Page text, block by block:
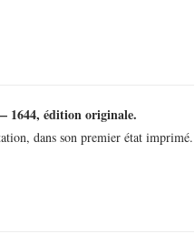
1644, édition originale.
dans son premier état imprimé.